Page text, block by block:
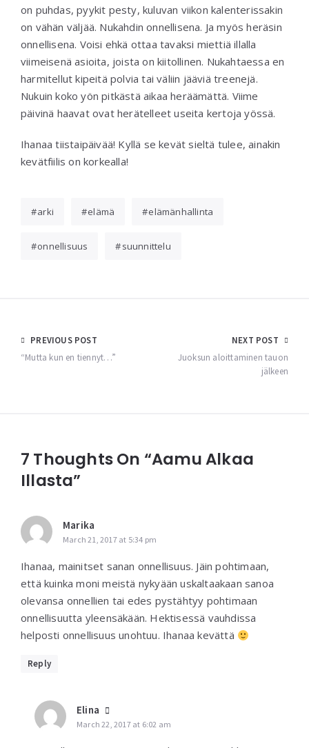
on puhdas, pyykit pesty, kuluvan viikon kalenterissakin
on vähän väljää. Nukahdin onnellisena. Ja myös heräsin
onnellisena. Voisi ehkä ottaa tavaksi miettiä illalla
viimeisenä asioita, joista on kiitollinen. Nukahtaessa en
harmitellut kipeitä polvia tai väliin jääviä treenejä.
Nukuin koko yön pitkästä aikaa heräämättä. Viime
päivinä haavat ovat herätelleet useita kertoja yössä.
Ihanaa tiistaipäivää! Kyllä se kevät sieltä tulee, ainakin
kevätfiilis on korkealla!
arki elämä elämänhallinta
onnellisuus suunnittelu
Post
navigation
PREVIOUS POST
“Mutta kun en tiennyt…”
NEXT POST
Juoksun aloittaminen tauon
jälkeen
7 Thoughts On “Aamu Alkaa
Illasta”
Marika
March 21, 2017 at 5:34 pm
Ihanaa, mainitset sanan onnellisuus. Jäin pohtimaan,
että kuinka moni meistä nykyään uskaltaakaan sanoa
olevansa onnellien tai edes pystähtyy pohtimaan
onnellisuutta yleensäkään. Hektisessä vauhdissa
helposti onnellisuus unohtuu. Ihanaa kevättä
Reply
Elina
March 22, 2017 at 6:02 am